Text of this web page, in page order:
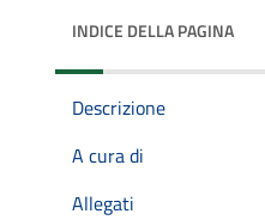
INDICE DELLA PAGINA
Descrizione
A cura di
Allegati